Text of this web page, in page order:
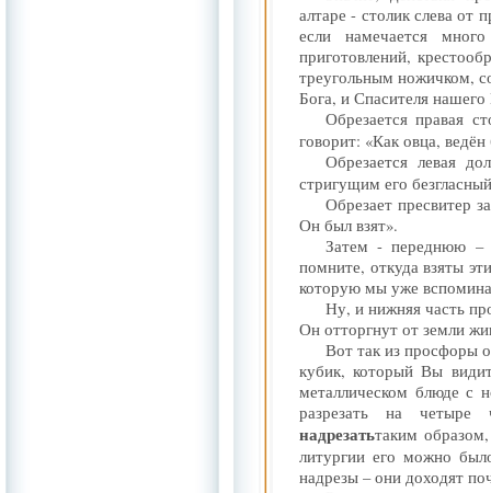
алтаре - столик слева от
если намечается
приготовлений,
треугольным ножичком,
Бога, и Спасителя
Обрезается правая
говорит: «Как овца,
Обрезается левая
стригущим его
Обрезает пресвитер
Он был взят».
Затем - переднюю
помните, откуда взяты
которую мы уже
Ну, и нижняя часть
Он отторгнут от земли
Вот так из просфоры
кубик, который Вы
металлическом блюде с
разрезать на
надрезатьтаким
литургии его можно
надрезы – они доходят